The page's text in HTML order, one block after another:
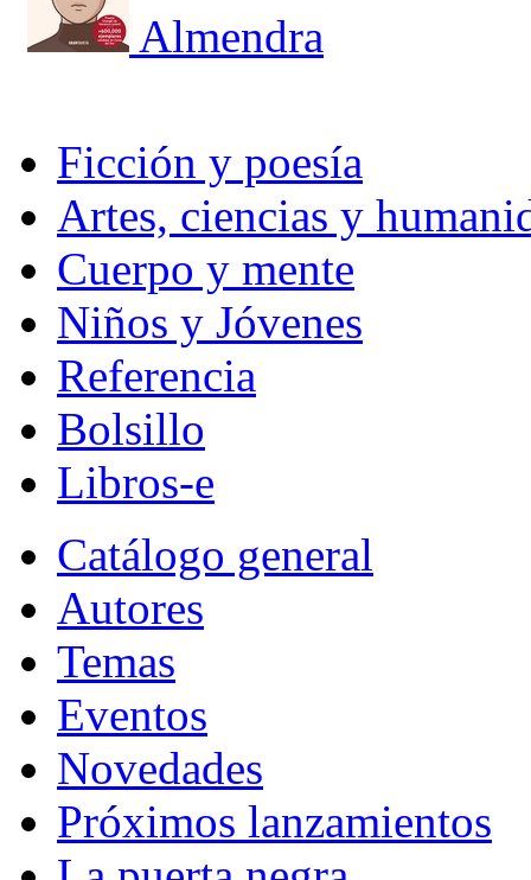
Almendra
Ficción y poesía
Artes, ciencias y
Cuerpo y mente
Niños y Jóvenes
Referencia
Bolsillo
Libros-e
Catálogo general
Autores
Temas
Eventos
Novedades
Próximos lanzamientos